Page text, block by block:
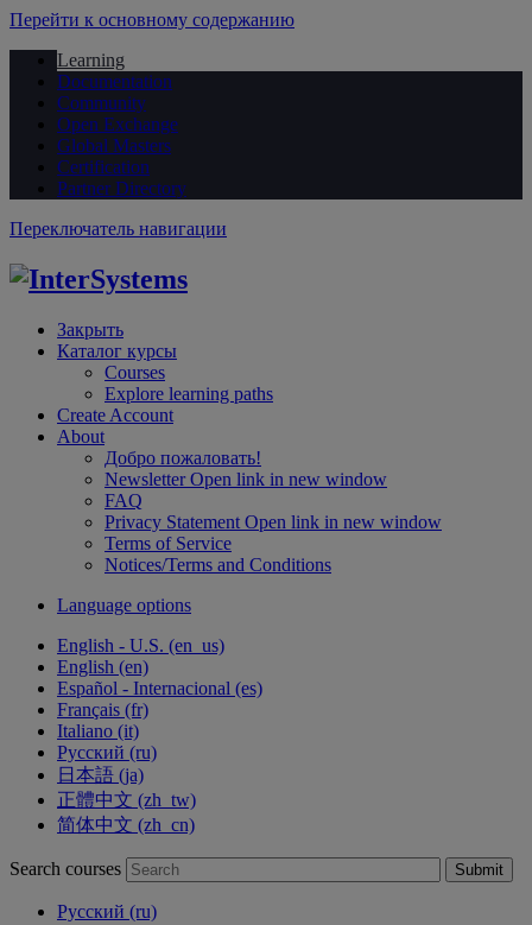
Перейти к основному содержанию
Learning
Documentation
Community
Open Exchange
Global Masters
Certification
Partner Directory
Переключатель навигации
Закрыть
Каталог курсы
Courses
Explore learning paths
Create Account
About
Добро пожаловать!
NewsletterOpen link in new window
FAQ
Privacy Statement Open link in new window
Terms of Service
Notices/Terms and Conditions
Language options
English - U.S. ‎(en_us)‎
English ‎(en)‎
Español - Internacional ‎(es)‎
Français ‎(fr)‎
Italiano ‎(it)‎
Русский ‎(ru)‎
日本語 ‎(ja)‎
正體中文 ‎(zh_tw)‎
简体中文 ‎(zh_cn)‎
Search courses Submit
Русский ‎(ru)‎